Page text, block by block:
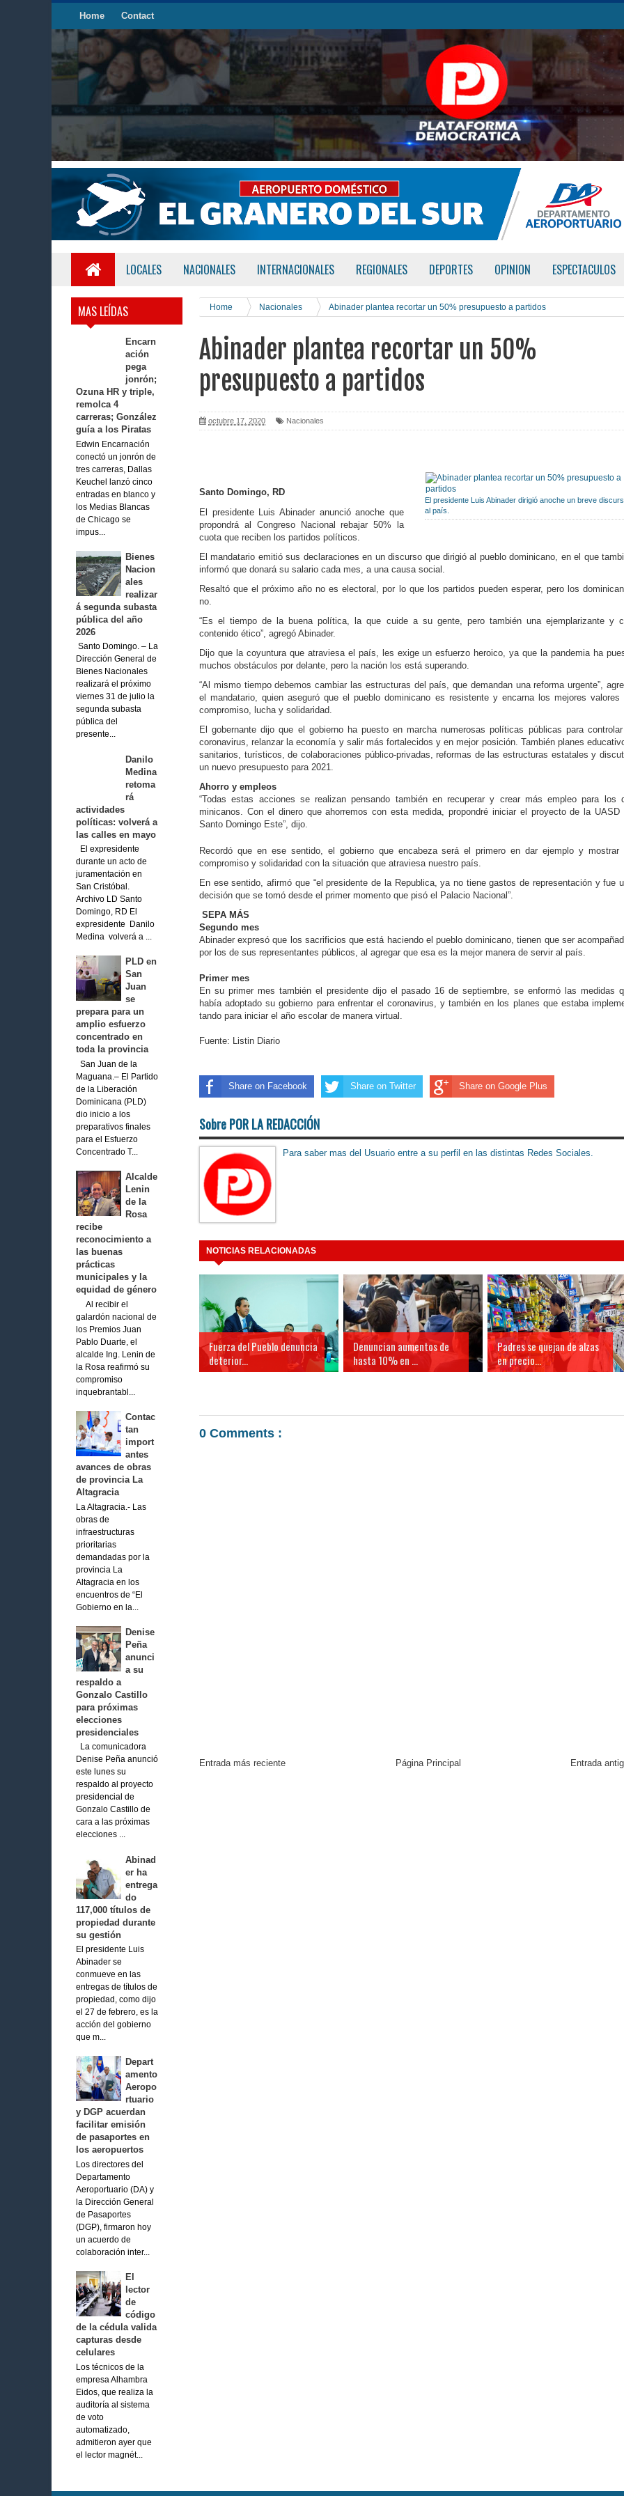
Home Contact
LOCALES NACIONALES INTERNACIONALES REGIONALES DEPORTES OPINION ESPECTACULOS
MAS LEÍDAS
Encarn
ación
pega
jonrón;
Ozuna HR y triple,
remolca 4
carreras; González
guía a los Piratas
Edwin Encarnación
conectó un jonrón de
tres carreras, Dallas
Keuchel lanzó cinco
entradas en blanco y
los Medias Blancas
de Chicago se
impus...
Bienes
Nacion
ales
realizar
á segunda subasta
pública del año
2026
Santo Domingo. – La
Dirección General de
Bienes Nacionales
realizará el próximo
viernes 31 de julio la
segunda subasta
pública del
presente...
Danilo
Medina
retoma
rá
actividades
políticas: volverá a
las calles en mayo
El expresidente
durante un acto de
juramentación en
San Cristóbal.
Archivo LD Santo
Domingo, RD El
expresidente Danilo
Medina volverá a ...
PLD en
San
Juan
se
prepara para un
amplio esfuerzo
concentrado en
toda la provincia
San Juan de la
Maguana.– El Partido
de la Liberación
Dominicana (PLD)
dio inicio a los
preparativos finales
para el Esfuerzo
Concentrado T...
Alcalde
Lenin
de la
Rosa
recibe
reconocimiento a
las buenas
prácticas
municipales y la
equidad de género
Al recibir el
galardón nacional de
los Premios Juan
Pablo Duarte, el
alcalde Ing. Lenin de
la Rosa reafirmó su
compromiso
inquebrantabl...
Contac
tan
import
antes
avances de obras
de provincia La
Altagracia
La Altagracia.- Las
obras de
infraestructuras
prioritarias
demandadas por la
provincia La
Altagracia en los
encuentros de “El
Gobierno en la...
Denise
Peña
anunci
a su
respaldo a
Gonzalo Castillo
para próximas
elecciones
presidenciales
La comunicadora
Denise Peña anunció
este lunes su
respaldo al proyecto
presidencial de
Gonzalo Castillo de
cara a las próximas
elecciones ...
Abinad
er ha
entrega
do
117,000 títulos de
propiedad durante
su gestión
El presidente Luis
Abinader se
conmueve en las
entregas de títulos de
propiedad, como dijo
el 27 de febrero, es la
acción del gobierno
que m...
Depart
amento
Aeropo
rtuario
y DGP acuerdan
facilitar emisión
de pasaportes en
los aeropuertos
Los directores del
Departamento
Aeroportuario (DA) y
la Dirección General
de Pasaportes
(DGP), firmaron hoy
un acuerdo de
colaboración inter...
El
lector
de
código
de la cédula valida
capturas desde
celulares
Los técnicos de la
empresa Alhambra
Eidos, que realiza la
auditoría al sistema
de voto
automatizado,
admitieron ayer que
el lector magnét...
Home Nacionales Abinader plantea recortar un 50% presupuesto a partidos
Abinader plantea recortar un 50%
presupuesto a partidos
octubre 17, 2020 Nacionales
El presidente Luis Abinader dirigió anoche un breve
al país.
Santo Domingo, RD
El presidente Luis Abina­der anunció anoche que
propondrá al Congreso Nacional rebajar 50% la
cuota que reciben los par­tidos políticos.
El mandatario emitió sus declaraciones en un discurso que dirigió al pueblo dominicano, en el que
informó que donará su salario cada mes, a una causa social.
Resaltó que el próximo año no es electoral, por lo que los partidos pueden esperar, pero los
no.
“Es el tiempo de la bue­na política, la que cuide a su gente, pero también una ejemplarizante y
contenido ético”, agregó Abinader.
Dijo que la coyuntura que atraviesa el país, les exige un esfuerzo heroi­co, ya que la pandemia ha
muchos obstá­culos por delante, pero la nación los está superan­do.
“Al mismo tiempo de­bemos cambiar las es­tructuras del país, que demandan una reforma urgente”,
el man­datario, quien aseguró que el pueblo dominicano es resistente y encarna los mejores valores
com­promiso, lucha y solidari­dad.
El gobernante dijo que el gobierno ha puesto en marcha numerosas polí­ticas públicas para
coronavirus, re­lanzar la economía y salir más fortalecidos y en mejor posición. Tam­bién planes
sanitarios, turísticos, de colaboraciones público-privadas, reformas de las estructuras estatales y
un nuevo presu­puesto para 2021.
Ahorro y empleos
“Todas estas acciones se realizan pensando tam­bién en recuperar y crear más empleo para los
minicanos. Con el dine­ro que ahorremos con esta medida, propondré iniciar el proyecto de la UASD
Santo Domingo Este”, dijo.
Recordó que en ese sentido, el gobierno que encabeza será el prime­ro en dar ejemplo y mos­trar
compromiso y so­lidaridad con la situación que atraviesa nuestro país.
En ese sentido, afir­mó que “el presidente de la Republica, ya no tiene gastos de representación y fue
decisión que se tomó desde el primer mo­mento que pisó el Palacio Nacional”.
SEPA MÁS
Segundo mes
Abinader expresó que los sacrificios que está haciendo el pueblo do­minicano, tienen que ser
por los de sus representantes pú­blicos, al agregar que esa es la mejor manera de servir al país.
Primer mes
En su primer mes tam­bién el presidente dijo el pasado 16 de septiem­bre, se enformó las me­didas
había adopta­do su gobierno para en­frentar el coronavirus, y también en los planes que estaba
tando para iniciar el año escolar de manera vir­tual.
Fuente: Listin Diario
Share on Facebook Share on Twitter Share on Google Plus
Sobre POR LA REDACCIÓN
Para saber mas del Usuario entre a su perfil en las distintas Redes Sociales.
NOTICIAS RELACIONADAS
Fuerza del Pueblo denuncia
deterior...
Denuncian aumentos de
hasta 10% en ...
Padres se quejan de alzas
en precio...
0 Comments :
Entrada más reciente Entrada
Página Principal